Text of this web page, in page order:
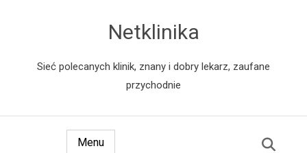
Netklinika
Sieć polecanych klinik, znany i dobry lekarz, zaufane
przychodnie
Menu